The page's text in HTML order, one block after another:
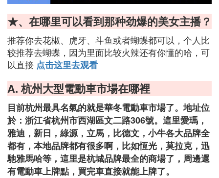
★、在哪里可以看到那种劲爆的美女主播？
推荐你去花椒、虎牙、斗鱼或者蝴蝶都可以，个人比
较推荐去蝴蝶，因为里面比较火辣还有你懂的哈，可
以直接 点击这里去观看
A. 杭州大型電動車市場在哪裡
目前杭州最具名氣的就是華冬電動車市場了。地址位
於：浙江省杭州市西湖區文二路306號。這里愛瑪，
雅迪，新日，綠源，立馬，比德文，小牛各大品牌全
都有，本地品牌都有很多啊，比如恆光，莫拉克，迅
馳雅馬哈等，這里是杭城品牌最全的商場了，周邊還
有電動車上牌點，買完車直接就能上牌了。